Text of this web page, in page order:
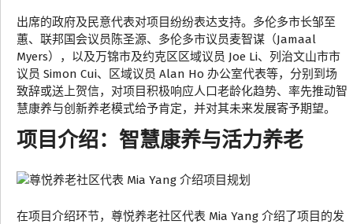
出席的政府及民意代表对项目纷纷表达支持。多伦多市长邹至
蕙、联邦国会议员陈圣源、多伦多市议员麦智谋（Jamaal
Myers），以及万锦市及约克区区域议员 Joe Li、列治文山市市
议员 Simon Cui、区域议员 Alan Ho 办公室代表等，分别到场
致辞或送上贺信，对项目积极响应人口老龄化趋势、率先推动智
慧康养与创新养老模式给予肯定，并对其未来发展寄予期望。
项目介绍：智慧康养与活力养老
在项目介绍环节，尊悦养老社区代表 Mia Yang 介绍了项目的发